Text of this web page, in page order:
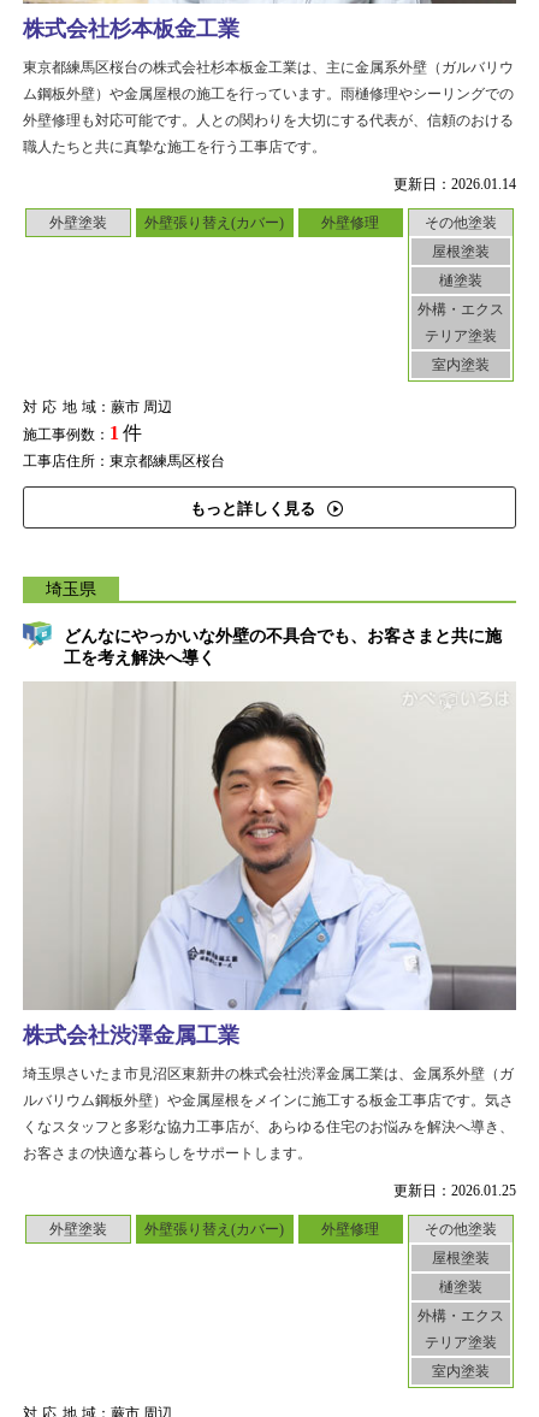
更新日：2026.01.14
外壁塗装 外壁張り替え(カバー) 外壁修理
その他塗装
屋根塗装
樋塗装
外構・エクス
テリア塗装
室内塗装
対応地域：蕨市 周辺
施工事例数： 1 件
工事店住所：東京都練馬区桜台
もっと詳しく見る
株式会社杉本板金工業
東京都練馬区桜台の株式会社杉本板金工業は、主に金属系外壁（ガルバリウ
ム鋼板外壁）や金属屋根の施工を行っています。雨樋修理やシーリングでの
外壁修理も対応可能です。人との関わりを大切にする代表が、信頼のおける
職人たちと共に真摯な施工を行う工事店です。
埼玉県
どんなにやっかいな外壁の不具合でも、お客さまと共に施
工を考え解決へ導く
更新日：2026.01.25
外壁塗装 外壁張り替え(カバー) 外壁修理
その他塗装
屋根塗装
樋塗装
外構・エクス
テリア塗装
室内塗装
対応地域：蕨市 周辺
株式会社渋澤金属工業
埼玉県さいたま市見沼区東新井の株式会社渋澤金属工業は、金属系外壁（ガ
ルバリウム鋼板外壁）や金属屋根をメインに施工する板金工事店です。気さ
くなスタッフと多彩な協力工事店が、あらゆる住宅のお悩みを解決へ導き、
お客さまの快適な暮らしをサポートします。